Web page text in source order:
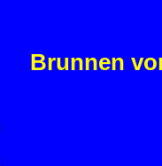
Brunnen